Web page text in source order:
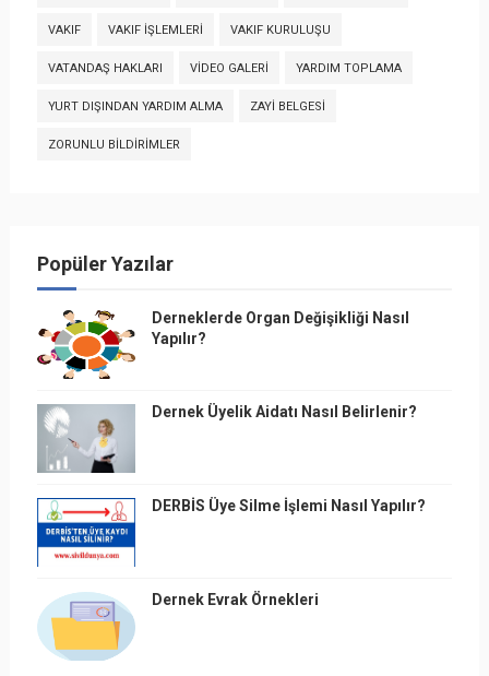
VAKIF VAKIF İŞLEMLERI VAKIF KURULUŞU
VATANDAŞ HAKLARI VIDEO GALERI YARDIM TOPLAMA
YURT DIŞINDAN YARDIM ALMA ZAYI BELGESI
ZORUNLU BILDIRIMLER
Popüler Yazılar
Derneklerde Organ Değişikliği Nasıl
Yapılır?
Dernek Üyelik Aidatı Nasıl Belirlenir?
DERBİS Üye Silme İşlemi Nasıl Yapılır?
Dernek Evrak Örnekleri